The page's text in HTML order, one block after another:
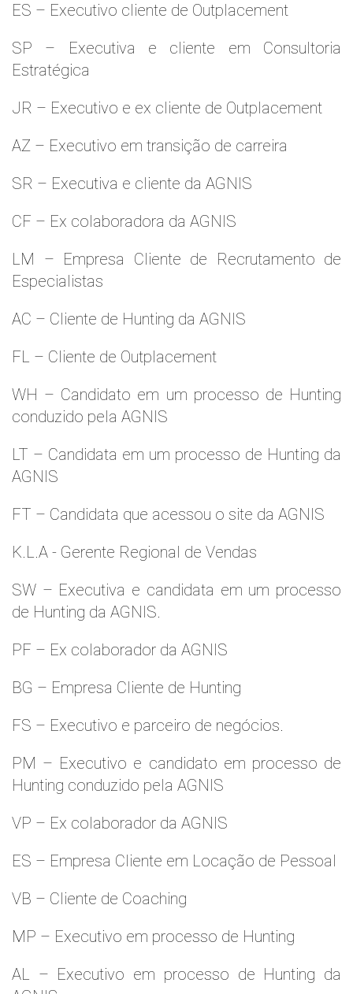
ES – Executivo cliente de Outplacement
SP – Executiva e cliente em Consultoria
Estratégica
JR – Executivo e ex cliente de Outplacement
AZ – Executivo em transição de carreira
SR – Executiva e cliente da AGNIS
CF – Ex colaboradora da AGNIS
LM – Empresa Cliente de Recrutamento de
Especialistas
AC – Cliente de Hunting da AGNIS
FL – Cliente de Outplacement
WH – Candidato em um processo de Hunting
conduzido pela AGNIS
LT – Candidata em um processo de Hunting da
AGNIS
FT – Candidata que acessou o site da AGNIS
K.L.A - Gerente Regional de Vendas
SW – Executiva e candidata em um processo
de Hunting da AGNIS.
PF – Ex colaborador da AGNIS
BG – Empresa Cliente de Hunting
FS – Executivo e parceiro de negócios.
PM – Executivo e candidato em processo de
Hunting conduzido pela AGNIS
VP – Ex colaborador da AGNIS
ES – Empresa Cliente em Locação de Pessoal
VB – Cliente de Coaching
MP – Executivo em processo de Hunting
AL – Executivo em processo de Hunting da